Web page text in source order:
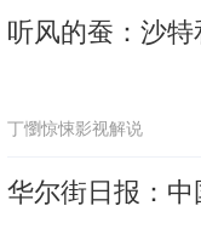
听风的蚕：沙
丁懰惊悚影视解说
华尔街日报：中